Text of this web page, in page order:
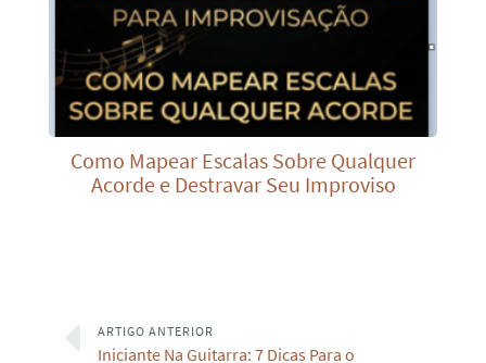
Como Mapear Escalas Sobre Qualquer
Acorde e Destravar Seu Improviso
ARTIGO ANTERIOR
Iniciante Na Guitarra: 7 Dicas Para o